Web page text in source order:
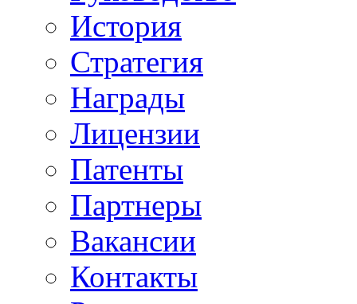
История
Стратегия
Награды
Лицензии
Патенты
Партнеры
Вакансии
Контакты